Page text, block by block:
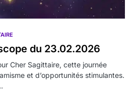
du 23.02.2026
Cher Sagittaire, cette journée
et d’opportunités stimulantes.